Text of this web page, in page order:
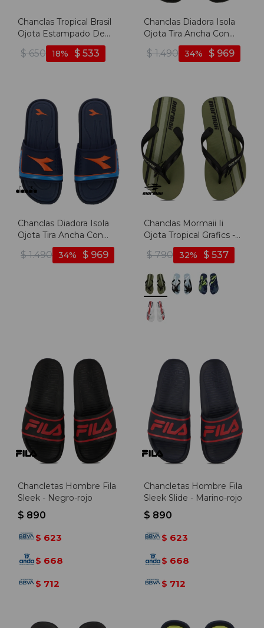
Chanclas Tropical Brasil
Ojota Estampado De
Hombre - Negro -
Negro
$ 650 $ 533
18
Chanclas Diadora Isola
Ojota Tira Ancha Con
Logo - Negro/amarillo -
Negro-amarillo
$ 1.490 $ 969
34
Chanclas Diadora Isola
Ojota Tira Ancha Con
Logo - Marino/naranja -
Marino-naranja
$ 1.490 $ 969
34
Chanclas Mormaii Ii
Ojota Tropical Grafics -
Verde-negro
$ 790 $ 537
32
Chancletas Hombre Fila
Sleek - Negro-rojo
$ 890
$ 623
$ 668
$ 712
Chancletas Hombre Fila
Sleek Slide - Marino-rojo
$ 890
$ 623
$ 668
$ 712